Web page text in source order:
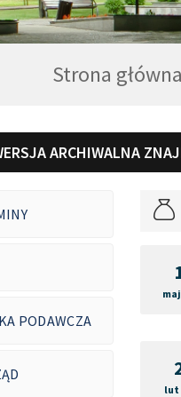
Strona główna
ARCHIWALNA
PODAWCZA
lut